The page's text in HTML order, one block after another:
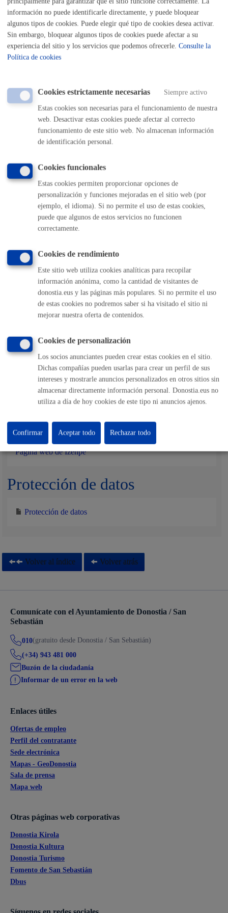
Ser mayor de 16 años
Cuándo lo pueden solicitar
Documentación necesaria
Documento de identificación: DNI / NIE.
Tamaño máximo anexos:
Cantidad a abonar
Pasos del procedimiento
Presentar el DNI
Entrega de contraseña
Activar la contraseña
Responsable de la tramitación
Departamento: Dirección de Presidencia
Otra información de interés
Página web de Izenpe
Protección de datos
Protección de datos
Volver al índice Volver atrás
Comunícate con el Ayuntamiento de Donostia / San
Sebastián
010(gratuito desde Donostia / San Sebastián)
(+34) 943 481 000
Buzón de la ciudadanía
Informar de un error en la web
Enlaces útiles
Ofertas de empleo
Perfil del contratante
Sede electrónica
Mapas - GeoDonostia
Sala de prensa
Mapa web
Otras páginas web corporativas
Donostia Kirola
Donostia Kultura
Donostia Turismo
Fomento de San Sebastián
Dbus
información no puede identificarle directamente, y puede bloquear
algunos tipos de cookies. Puede elegir qué tipo de cookies desea activar.
Sin embargo, bloquear algunos tipos de cookies puede afectar a su
experiencia del sitio y los servicios que podemos ofrecerle. Consulte la
Política de cookies
Cookies estrictamente necesarias Siempre activo
Estas cookies son necesarias para el funcionamiento de nuestra
web. Desactivar estas cookies puede afectar al correcto
funcionamiento de este sitio web. No almacenan información
de identificación personal.
Cookies funcionales
Estas cookies permiten proporcionar opciones de
personalización y funciones mejoradas en el sitio web (por
ejemplo, el idioma). Si no permite el uso de estas cookies,
puede que algunos de estos servicios no funcionen
correctamente.
Cookies de rendimiento
Este sitio web utiliza cookies analíticas para recopilar
información anónima, como la cantidad de visitantes de
donostia.eus y las páginas más populares. Si no permite el uso
de estas cookies no podremos saber si ha visitado el sitio ni
mejorar nuestra oferta de contenidos.
Cookies de personalización
Los socios anunciantes pueden crear estas cookies en el sitio.
Dichas compañías pueden usarlas para crear un perfil de sus
intereses y mostrarle anuncios personalizados en otros sitios sin
almacenar directamente información personal. Donostia.eus no
utiliza a día de hoy cookies de este tipo ni anuncios ajenos.
Rechazar todo
Confirmar Aceptar todo